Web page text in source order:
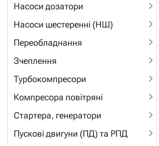
Насоси дозатори
Насоси шестеренні (НШ)
Переобладнання
Зчеплення
Турбокомпресори
Компресора повітряні
Стартера, генератори
Пускові двигуни (ПД) та РПД